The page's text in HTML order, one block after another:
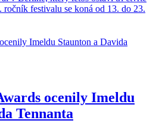
festivalu se koná od 13. do 23.
ocenily Imeldu
Tennanta